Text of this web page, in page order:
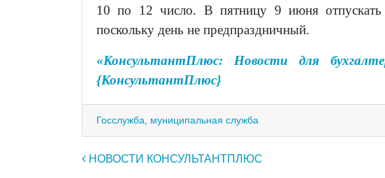
10 по 12 число. В пятницу 9 июня
поскольку день не предпраздничный.
«КонсультантПлюс: Новости для
{КонсультантПлюс}
Госслужба, муниципальная служба
Навигация по записям
НОВОСТИ КОНСУЛЬТАНТПЛЮС